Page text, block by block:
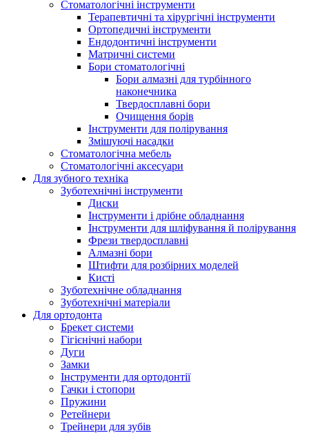
Стоматологічні інструменти
Терапевтичні та хірургічні інструменти
Ортопедичні інструменти
Ендодонтичні інструменти
Матричні системи
Бори стоматологічні
Бори алмазні для турбінного
наконечника
Твердосплавні бори
Очищення борів
Інструменти для полірування
Змішуючі насадки
Стоматологічна мебель
Стоматологічні аксесуари
Для зубного техніка
Зуботехнічні інструменти
Диски
Інструменти і дрібне обладнання
Інструменти для шліфування й полірування
Фрези твердосплавні
Алмазні бори
Штифти для розбірних моделей
Кисті
Зуботехнічне обладнання
Зуботехнічні матеріали
Для ортодонта
Брекет системи
Гігієнічні набори
Дуги
Замки
Інструменти для ортодонтії
Гачки і стопори
Пружини
Ретейнери
Трейнери для зубів